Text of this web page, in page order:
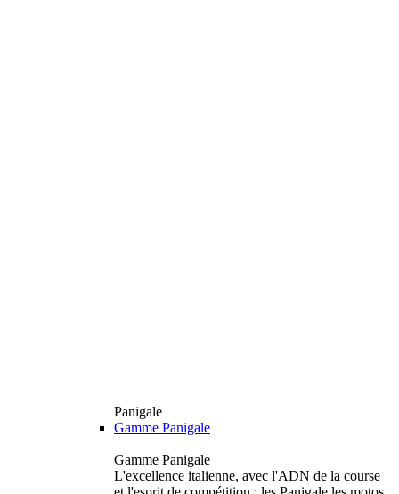
Panigale
Gamme Panigale
Gamme Panigale
L'excellence italienne, avec l'ADN de la course